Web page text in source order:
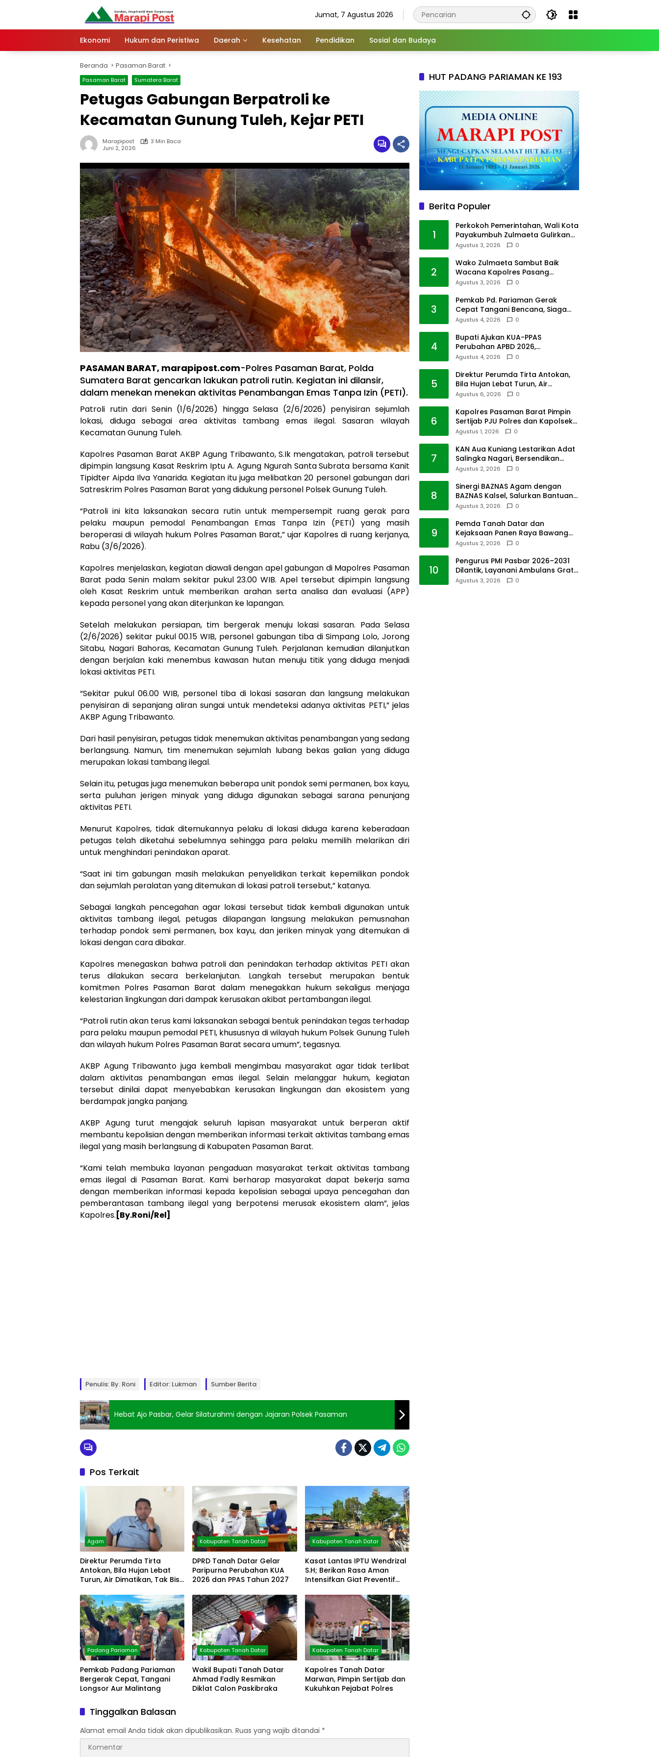
Jumat, 7 Agustus 2026
Ekonomi Hukum dan Peristiwa Daerah Kesehatan Pendidikan Sosial dan Budaya
Beranda Pasaman Barat
Pasaman Barat Sumatera Barat
Petugas Gabungan Berpatroli ke
Kecamatan Gunung Tuleh, Kejar PETI
Marapipost
3 Min Baca
Juni 2, 2026
PASAMAN BARAT, marapipost.com-Polres Pasaman Barat, Polda
Sumatera Barat gencarkan lakukan patroli rutin. Kegiatan ini dilansir,
dalam menekan menekan aktivitas Penambangan Emas Tanpa Izin (PETI).
Patroli rutin dari Senin (1/6/2026) hingga Selasa (2/6/2026) penyisiran sejumlah
lokasi, diduga sebagai area aktivitas tambang emas ilegal. Sasaran wilayah
Kecamatan Gunung Tuleh.
Kapolres Pasaman Barat AKBP Agung Tribawanto, S.Ik mengatakan, patroli tersebut
dipimpin langsung Kasat Reskrim Iptu A. Agung Ngurah Santa Subrata bersama Kanit
Tipidter Aipda Ilva Yanarida. Kegiatan itu juga melibatkan 20 personel gabungan dari
Satreskrim Polres Pasaman Barat yang didukung personel Polsek Gunung Tuleh.
“Patroli ini kita laksanakan secara rutin untuk mempersempit ruang gerak para
pelaku maupun pemodal Penambangan Emas Tanpa Izin (PETI) yang masih
beroperasi di wilayah hukum Polres Pasaman Barat,” ujar Kapolres di ruang kerjanya,
Rabu (3/6/2026).
Kapolres menjelaskan, kegiatan diawali dengan apel gabungan di Mapolres Pasaman
Barat pada Senin malam sekitar pukul 23.00 WIB. Apel tersebut dipimpin langsung
oleh Kasat Reskrim untuk memberikan arahan serta analisa dan evaluasi (APP)
kepada personel yang akan diterjunkan ke lapangan.
Setelah melakukan persiapan, tim bergerak menuju lokasi sasaran. Pada Selasa
(2/6/2026) sekitar pukul 00.15 WIB, personel gabungan tiba di Simpang Lolo, Jorong
Sitabu, Nagari Bahoras, Kecamatan Gunung Tuleh. Perjalanan kemudian dilanjutkan
dengan berjalan kaki menembus kawasan hutan menuju titik yang diduga menjadi
lokasi aktivitas PETI.
“Sekitar pukul 06.00 WIB, personel tiba di lokasi sasaran dan langsung melakukan
penyisiran di sepanjang aliran sungai untuk mendeteksi adanya aktivitas PETI,” jelas
AKBP Agung Tribawanto.
Dari hasil penyisiran, petugas tidak menemukan aktivitas penambangan yang sedang
berlangsung. Namun, tim menemukan sejumlah lubang bekas galian yang diduga
merupakan lokasi tambang ilegal.
Selain itu, petugas juga menemukan beberapa unit pondok semi permanen, box kayu,
serta puluhan jerigen minyak yang diduga digunakan sebagai sarana penunjang
aktivitas PETI.
Menurut Kapolres, tidak ditemukannya pelaku di lokasi diduga karena keberadaan
petugas telah diketahui sebelumnya sehingga para pelaku memilih melarikan diri
untuk menghindari penindakan aparat.
“Saat ini tim gabungan masih melakukan penyelidikan terkait kepemilikan pondok
dan sejumlah peralatan yang ditemukan di lokasi patroli tersebut,” katanya.
Sebagai langkah pencegahan agar lokasi tersebut tidak kembali digunakan untuk
aktivitas tambang ilegal, petugas dilapangan langsung melakukan pemusnahan
terhadap pondok semi permanen, box kayu, dan jeriken minyak yang ditemukan di
lokasi dengan cara dibakar.
Kapolres menegaskan bahwa patroli dan penindakan terhadap aktivitas PETI akan
terus dilakukan secara berkelanjutan. Langkah tersebut merupakan bentuk
komitmen Polres Pasaman Barat dalam menegakkan hukum sekaligus menjaga
kelestarian lingkungan dari dampak kerusakan akibat pertambangan ilegal.
“Patroli rutin akan terus kami laksanakan sebagai bentuk penindakan tegas terhadap
para pelaku maupun pemodal PETI, khususnya di wilayah hukum Polsek Gunung Tuleh
dan wilayah hukum Polres Pasaman Barat secara umum”, tegasnya.
AKBP Agung Tribawanto juga kembali mengimbau masyarakat agar tidak terlibat
dalam aktivitas penambangan emas ilegal. Selain melanggar hukum, kegiatan
tersebut dinilai dapat menyebabkan kerusakan lingkungan dan ekosistem yang
berdampak jangka panjang.
AKBP Agung turut mengajak seluruh lapisan masyarakat untuk berperan aktif
membantu kepolisian dengan memberikan informasi terkait aktivitas tambang emas
ilegal yang masih berlangsung di Kabupaten Pasaman Barat.
“Kami telah membuka layanan pengaduan masyarakat terkait aktivitas tambang
emas ilegal di Pasaman Barat. Kami berharap masyarakat dapat bekerja sama
dengan memberikan informasi kepada kepolisian sebagai upaya pencegahan dan
pemberantasan tambang ilegal yang berpotensi merusak ekosistem alam”, jelas
Kapolres. [By.Roni/Rel]
Penulis: By. Roni Editor: Lukman Sumber Berita
Hebat Ajo Pasbar, Gelar Silaturahmi dengan Jajaran Polsek Pasaman
Pos Terkait
Agam
Direktur Perumda Tirta
Antokan, Bila Hujan Lebat
Turun, Air Dimatikan, Tak Bisa
Kabupaten Tanah Datar
DPRD Tanah Datar Gelar
Paripurna Perubahan KUA
2026 dan PPAS Tahun 2027
Kabupaten Tanah Datar
Kasat Lantas IPTU Wendrizal
S.H; Berikan Rasa Aman
Intensifkan Giat Preventif
Padang Pariaman
Pemkab Padang Pariaman
Bergerak Cepat, Tangani
Longsor Aur Malintang
Kabupaten Tanah Datar
Wakil Bupati Tanah Datar
Ahmad Fadly Resmikan
Diklat Calon Paskibraka
Kabupaten Tanah Datar
Kapolres Tanah Datar
Marwan, Pimpin Sertijab dan
Kukuhkan Pejabat Polres
Tinggalkan Balasan
Alamat email Anda tidak akan dipublikasikan. Ruas yang wajib ditandai *
HUT PADANG PARIAMAN KE 193
Berita Populer
1
Perkokoh Pemerintahan, Wali Kota
Payakumbuh Zulmaeta Gulirkan
Jabatan
Agustus 3, 2026 0
2
Wako Zulmaeta Sambut Baik
Wacana Kapolres Pasang
Kamera Pantau Lalin
Agustus 3, 2026 0
3
Pemkab Pd. Pariaman Gerak
Cepat Tangani Bencana, Siaga
Cuaca Ekstrem
Agustus 4, 2026 0
4
Bupati Ajukan KUA-PPAS
Perubahan APBD 2026,
Pendapatan Pasbar Naik 15
Agustus 4, 2026 0
5
Direktur Perumda Tirta Antokan,
Bila Hujan Lebat Turun, Air
Dimatikan, Tak Bisa Diolah
Agustus 6, 2026 0
6
Kapolres Pasaman Barat Pimpin
Sertijab PJU Polres dan Kapolsek
Sungai Beremas
Agustus 1, 2026 0
7
KAN Aua Kuniang Lestarikan Adat
Salingka Nagari, Bersendikan
Kitabullah
Agustus 2, 2026 0
8
Sinergi BAZNAS Agam dengan
BAZNAS Kalsel, Salurkan Bantuan
Bencana Alam
Agustus 3, 2026 0
9
Pemda Tanah Datar dan
Kejaksaan Panen Raya Bawang
Merah di Sawah Tangah
Agustus 2, 2026 0
10
Pengurus PMI Pasbar 2026–2031
Dilantik, Layanani Ambulans Gratis
ke Padang
Agustus 3, 2026 0